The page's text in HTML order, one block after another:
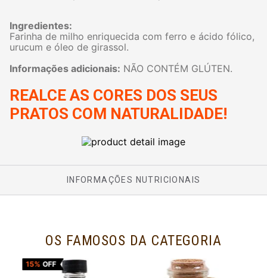
Ingredientes:
Farinha de milho enriquecida com ferro e ácido fólico,
urucum e óleo de girassol.
Informações adicionais: NÃO CONTÉM GLÚTEN.
REALCE AS CORES DOS SEUS
PRATOS COM NATURALIDADE!
INFORMAÇÕES NUTRICIONAIS
OS FAMOSOS DA CATEGORIA
15% OFF